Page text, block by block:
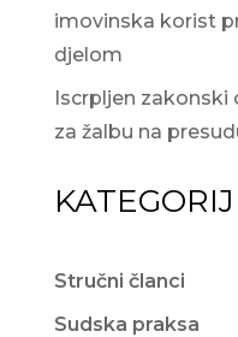
imovinska korist
djelom
Iscrpljen zakonski
za žalbu na
Stručni članci
Sudska praksa